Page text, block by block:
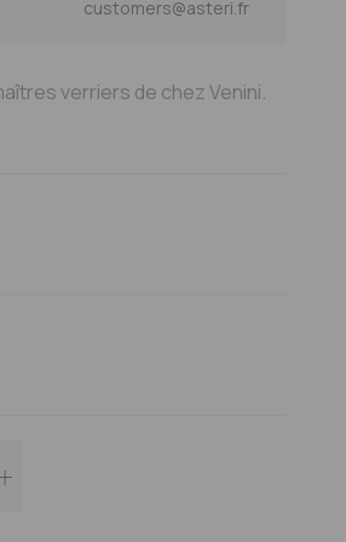
customers@asteri.fr
verriers de chez Venini.